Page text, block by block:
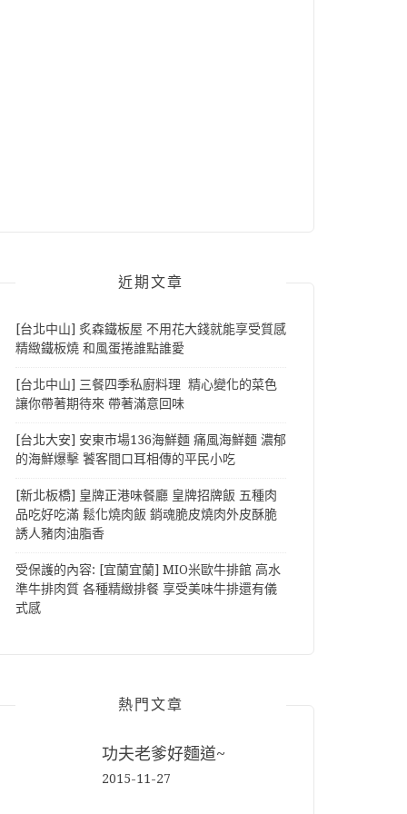
近期文章
[台北中山] 炙森鐵板屋 不用花大錢就能享受質感
精緻鐵板燒 和風蛋捲誰點誰愛
[台北中山] 三餐四季私廚料理 精心變化的菜色
讓你帶著期待來 帶著滿意回味
[台北大安] 安東市場136海鮮麵 痛風海鮮麵 濃郁
的海鮮爆擊 饕客間口耳相傳的平民小吃
[新北板橋] 皇牌正港味餐廳 皇牌招牌飯 五種肉
品吃好吃滿 鬆化燒肉飯 銷魂脆皮燒肉外皮酥脆
誘人豬肉油脂香
受保護的內容: [宜蘭宜蘭] MIO米歐牛排館 高水
準牛排肉質 各種精緻排餐 享受美味牛排還有儀
式感
熱門文章
功夫老爹好麵道~
2015-11-27